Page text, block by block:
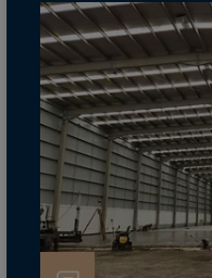
Haiti
Heard/McDon.Isl
Helgoland
Honduras
Hong Kong
Hungary
Iceland
India